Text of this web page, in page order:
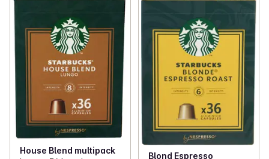
House Blend multipack
Blond Espresso